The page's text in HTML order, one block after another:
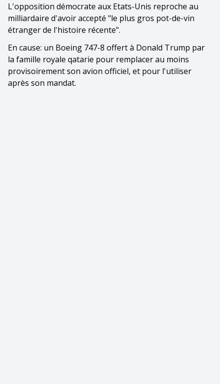
L'opposition démocrate aux Etats-Unis reproche au
milliardaire d'avoir accepté "le plus gros pot-de-vin
étranger de l'histoire récente".
En cause: un Boeing 747-8 offert à Donald Trump par
la famille royale qatarie pour remplacer au moins
provisoirement son avion officiel, et pour l'utiliser
après son mandat.